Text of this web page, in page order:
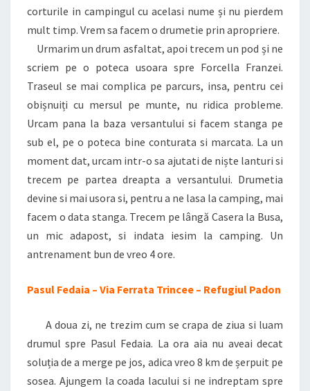
corturile in campingul cu acelasi nume și nu pierdem
mult timp. Vrem sa facem o drumetie prin apropriere.
Urmarim un drum asfaltat, apoi trecem un pod și ne
scriem pe o poteca usoara spre Forcella Franzei.
Traseul se mai complica pe parcurs, insa, pentru cei
obișnuiți cu mersul pe munte, nu ridica probleme.
Urcam pana la baza versantului si facem stanga pe
sub el, pe o poteca bine conturata si marcata. La un
moment dat, urcam intr-o sa ajutati de niște lanturi si
trecem pe partea dreapta a versantului. Drumetia
devine si mai usora si, pentru a ne lasa la camping, mai
facem o data stanga. Trecem pe lângă Casera la Busa,
un mic adapost, si indata iesim la camping. Un
antrenament bun de vreo 4 ore.
Pasul Fedaia – Via Ferrata Trincee – Refugiul Padon
A doua zi, ne trezim cum se crapa de ziua si luam
drumul spre Pasul Fedaia. La ora aia nu aveai decat
soluția de a merge pe jos, adica vreo 8 km de șerpuit pe
sosea. Ajungem la coada lacului si ne indreptam spre